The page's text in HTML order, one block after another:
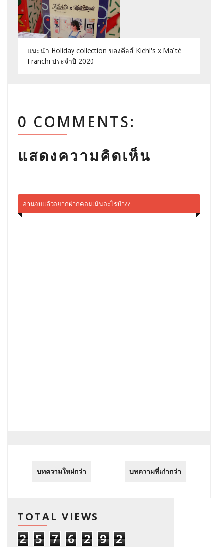
แนะนำ Holiday collection ของคีลส์ Kiehl's x Maïté
Franchi ประจำปี 2020
0 COMMENTS:
แสดงความคิดเห็น
อ่านจบแล้วอยากฝากคอมเม้นอะไรบ้าง?
บทความใหม่กว่า บทความที่เก่ากว่า
TOTAL VIEWS
2 5 7 6 2 9 2